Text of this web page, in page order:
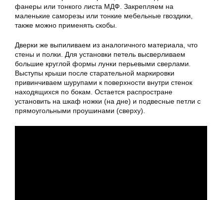
фанеры или тонкого листа МДФ. Закрепляем на
маленькие саморезы или тонкие мебельные гвоздики,
также можно применять скобы.
Дверки же выпиливаем из аналогичного материала, что
стены и полки. Для установки петель высверливаем
большие круглой формы лунки перьевыми сверлами.
Выступы крыши после старательной маркировки
привинчиваем шурупами к поверхности внутри стенок
находящихся по бокам. Остается распростране
установить на шкаф ножки (на дне) и подвесные петли с
прямоугольными проушинами (сверху).